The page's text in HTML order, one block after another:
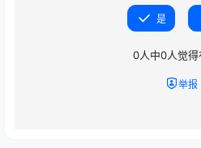
是
0人中0人觉
举报